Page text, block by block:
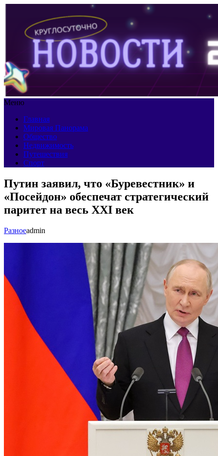
Меню
Главная
Мировая Панорама
Общество
Недвижимость
Путешествия
Спорт
Путин заявил, что «Буревестник» и
«Посейдон» обеспечат стратегический
паритет на весь XXI век
Разноеadmin